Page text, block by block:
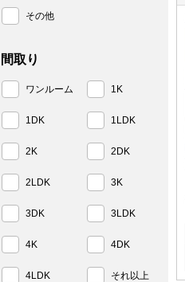
その他
間取り
ワンルーム 1K
1DK 1LDK
2K 2DK
2LDK 3K
3DK 3LDK
4K 4DK
4LDK それ以上